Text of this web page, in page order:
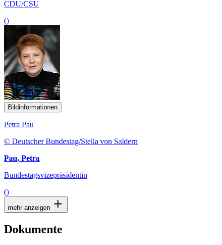
CDU/CSU
()
Bildinformationen
Petra Pau
© Deutscher Bundestag/Stella von Saldern
Pau, Petra
Bundestagsvizepräsidentin
()
mehr anzeigen
Dokumente